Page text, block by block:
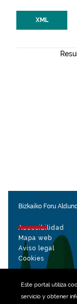
Este portal utiliza
servicio y obtener
XML
Bizkaiko Foru
Accesibilidad
Mapa web
Aviso legal
Cookies